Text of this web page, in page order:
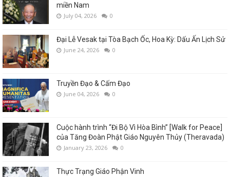
miền Nam
July 04, 2026 0
Đại Lễ Vesak tại Tòa Bạch Ốc, Hoa Kỳ: Dấu Ấn Lịch Sử
June 24, 2026 0
Truyền Đạo & Cấm Đạo
June 04, 2026 0
Cuộc hành trình “Đi Bộ Vì Hòa Bình” [Walk for Peace]
của Tăng Đoàn Phật Giáo Nguyên Thủy (Theravada)
January 23, 2026 0
Thực Trạng Giáo Phận Vinh